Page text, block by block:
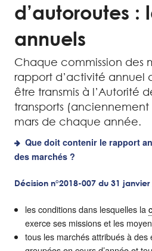
d’autoroutes :
annuels
Chaque commission des
rapport d’activité annuel
être transmis à l’Autorité
transports (anciennement
mars de chaque année.
Que doit contenir le rapport
des marchés ?
Décision n°2018-007 du 31 janvier
les conditions dans lesquelles la
exerce ses missions et les
tous les marchés attribués à des